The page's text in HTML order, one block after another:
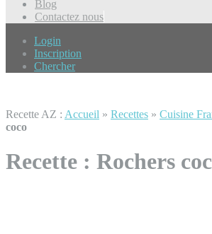
Blog
Contactez nous
Login
Inscription
Chercher
Recette AZ : Accueil » Recettes » Cuisine
coco
Recette : Rochers